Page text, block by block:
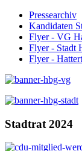
Pressearchiv
Kandidaten
Flyer - VG
Flyer - Stadt
Flyer -
Stadtrat 2024